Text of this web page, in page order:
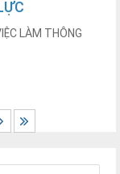
LÀM THÔNG